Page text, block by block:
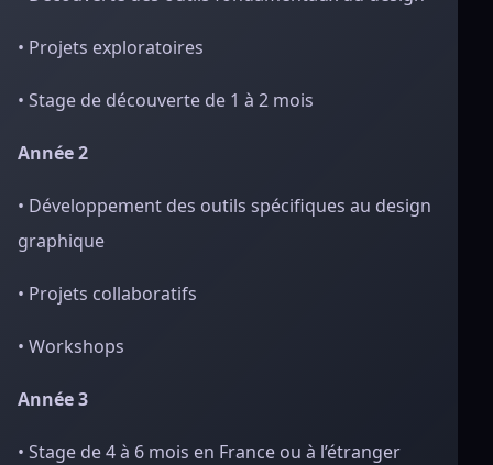
• Projets exploratoires
• Stage de découverte de 1 à 2 mois
Année 2
• Développement des outils spécifiques au design
graphique
• Projets collaboratifs
• Workshops
Année 3
• Stage de 4 à 6 mois en France ou à l’étranger